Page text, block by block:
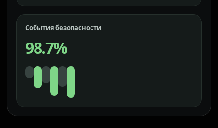
События безопасности
98.7%